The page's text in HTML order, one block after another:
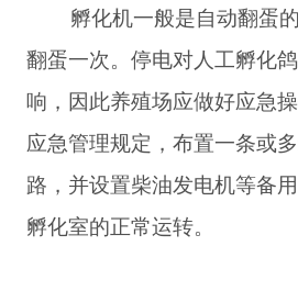
孵化机一般是自动翻蛋的
翻蛋一次。停电对人工孵化
响，因此养殖场应做好应急
应急管理规定，布置一条或
路，并设置柴油发电机等备
孵化室的正常运转。